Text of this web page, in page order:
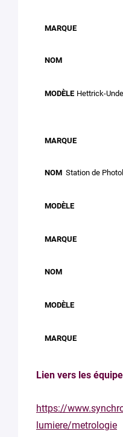
Hettrick-
Station de
Lien vers les
https://
lumiere/metrologie